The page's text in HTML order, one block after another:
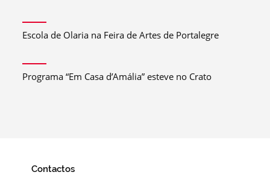
Escola de Olaria na Feira de Artes de Portalegre
Programa “Em Casa d’Amália” esteve no Crato
Contactos